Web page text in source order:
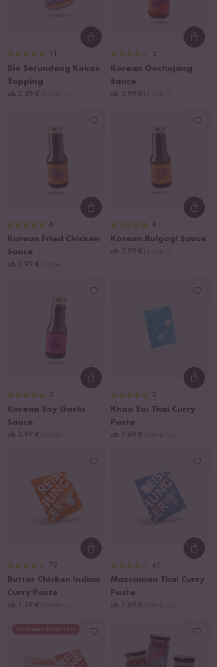
Loading...
Bio Serundeng Kokos
Topping
ab 2,39 €
3
Korean Gochujang
Sauce
ab 3,99 €
Loading...
6
Korean Fried Chicken
Sauce
ab 3,99 €
8
Korean Bulgogi Sauce
ab 3,99 €
Loading...
3
Korean Soy Garlic
Sauce
ab 3,99 €
2
Khao Soi Thai Curry
Paste
ab 1,69 €
Loading...
72
Butter Chicken Indian
Curry Paste
ab 1,29 €
41
Massaman Thai Curry
Paste
ab 1,69 €
DU SPARST BIS ZU 13 %